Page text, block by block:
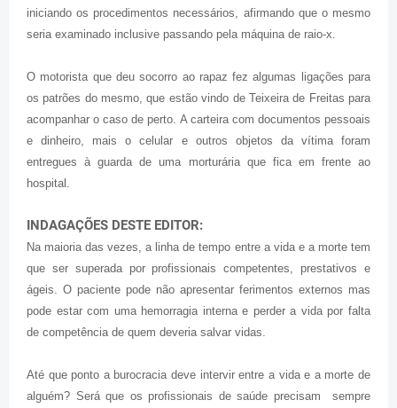
iniciando os procedimentos necessários, afirmando que o mesmo
seria examinado inclusive passando pela máquina de raio-x.
O motorista que deu socorro ao rapaz fez algumas ligações para
os patrões do mesmo, que estão vindo de Teixeira de Freitas para
acompanhar o caso de perto. A carteira com documentos pessoais
e dinheiro, mais o celular e outros objetos da vítima foram
entregues à guarda de uma morturária que fica em frente ao
hospital.
INDAGAÇÕES DESTE EDITOR:
Na maioria das vezes, a linha de tempo entre a vida e a morte tem
que ser superada por profissionais competentes, prestativos e
ágeis. O paciente pode não apresentar ferimentos externos mas
pode estar com uma hemorragia interna e perder a vida por falta
de competência de quem deveria salvar vidas.
Até que ponto a burocracia deve intervir entre a vida e a morte de
alguém? Será que os profissionais de saúde precisam sempre